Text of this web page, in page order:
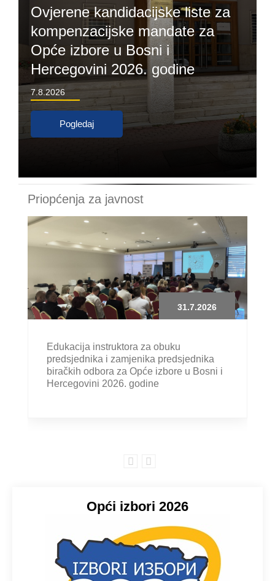
Ovjerene kandidacijske liste za
kompenzacijske mandate za
Opće izbore u Bosni i
Hercegovini 2026. godine
7.8.2026
Pogledaj
Priopćenja za javnost
31.7.2026
Edukacija instruktora za obuku
predsjednika i zamjenika predsjednika
biračkih odbora za Opće izbore u Bosni i
Hercegovini 2026. godine
Opći izbori 2026